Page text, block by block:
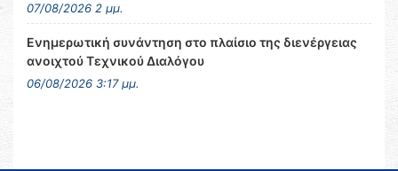
07/08/2026 2 μμ.
Ενημερωτική συνάντηση στο πλαίσιο της διενέργειας
ανοιχτού Τεχνικού Διαλόγου
06/08/2026 3:17 μμ.